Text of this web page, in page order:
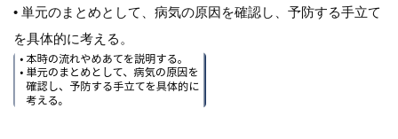
• 単元のまとめとして、病気の原因を確認し、予防する手立て
を具体的に考える。